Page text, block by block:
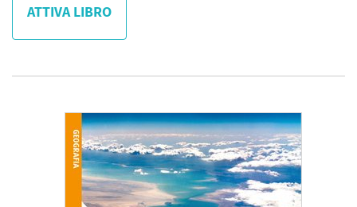
ATTIVA LIBRO